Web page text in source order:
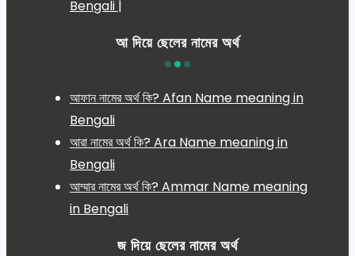
Bengali |
আ দিয়ে ছেলের নামের অর্থ
আফান নামের অর্থ কি? Afan Name meaning in
Bengali
আরা নামের অর্থ কি? Ara Name meaning in
Bengali
আম্মার নামের অর্থ কি? Ammar Name meaning
in Bengali
জ দিয়ে ছেলের নামের অর্থ